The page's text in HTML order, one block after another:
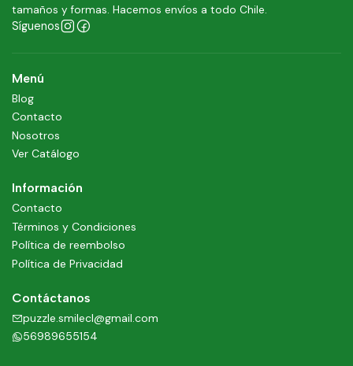
tamaños y formas. Hacemos envíos a todo Chile.
Síguenos
Menú
Blog
Contacto
Nosotros
Ver Catálogo
Información
Contacto
Términos y Condiciones
Política de reembolso
Política de Privacidad
Contáctanos
puzzle.smilecl@gmail.com
56989655154